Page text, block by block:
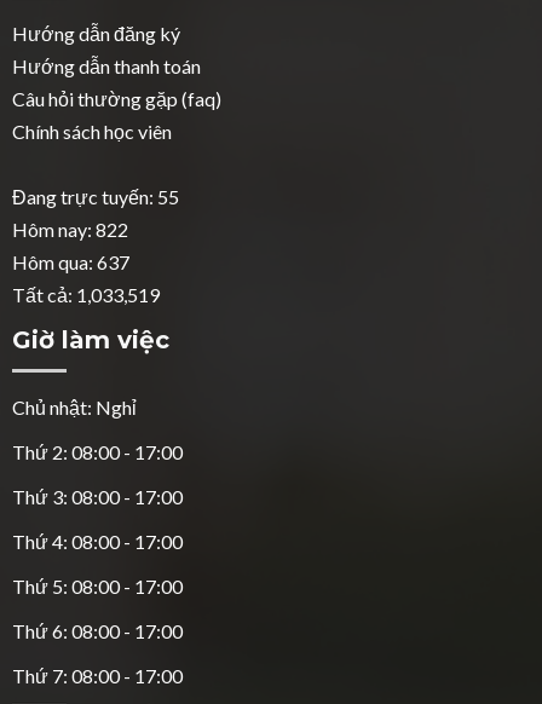
Hướng dẫn đăng ký
Hướng dẫn thanh toán
Câu hỏi thường gặp (faq)
Chính sách học viên
Đang trực tuyến: 55
Hôm nay: 822
Hôm qua: 637
Tất cả: 1,033,519
Giờ làm việc
Chủ nhật: Nghỉ
Thứ 2: 08:00 - 17:00
Thứ 3: 08:00 - 17:00
Thứ 4: 08:00 - 17:00
Thứ 5: 08:00 - 17:00
Thứ 6: 08:00 - 17:00
Thứ 7: 08:00 - 17:00